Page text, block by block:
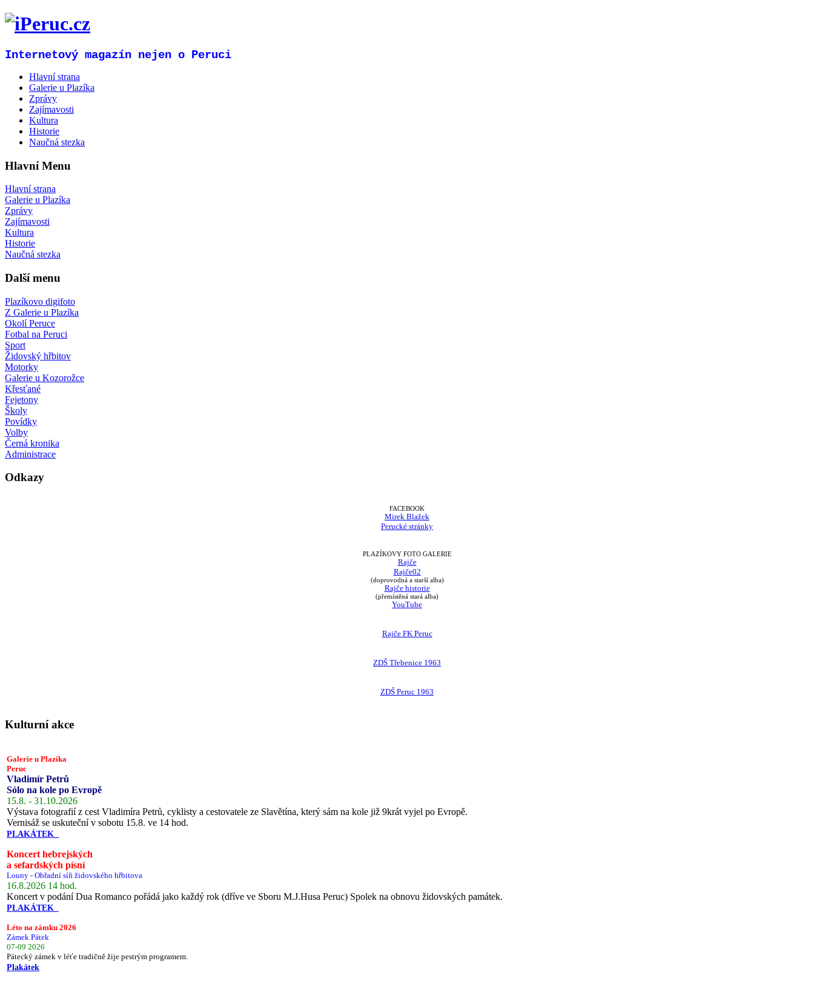
Internetový magazín nejen o Peruci
Hlavní strana
Galerie u Plazíka
Zprávy
Zajímavosti
Kultura
Historie
Naučná stezka
Hlavní Menu
Hlavní strana
Galerie u Plazíka
Zprávy
Zajímavosti
Kultura
Historie
Naučná stezka
Další menu
Plazíkovo digifoto
Z Galerie u Plazíka
Okolí Peruce
Fotbal na Peruci
Sport
Židovský hřbitov
Motorky
Galerie u Kozorožce
Křesťané
Fejetony
Školy
Povídky
Volby
Černá kronika
Administrace
Odkazy
FACEBOOK
Mirek Blažek
Perucké stránky
PLAZÍKOVY FOTO GALERIE
Rajče
Rajče02
(doprovodná a starší alba)
Rajče historie
(přemístěná stará alba)
YouTube
Rajče FK Peruc
ZDŠ Třebenice 1963
ZDŠ Peruc 1963
Kulturní akce
Galerie u Plazíka
Peruc
Vladimír Petrů
Sólo na kole po Evropě
15.8. - 31.10.2026
Výstava fotografií z cest Vladimíra Petrů, cyklisty a cestovatele ze Slavětína, který sám na kole již 9krát vyjel po Evropě.
Vernisáž se uskuteční v sobotu 15.8. ve 14 hod.
PLAKÁTEK
Koncert hebrejských
a sefardských písní
Louny - Obřadní síň židovského hřbitova
16.8.2026 14 hod.
Koncert v podání Dua Romanco pořádá jako každý rok (dříve ve Sboru M.J.Husa Peruc) Spolek na obnovu židovských památek.
PLAKÁTEK
Léto na zámku 2026
Zámek Pátek
07-09 2026
Pátecký zámek v léťe tradičně žije pestrým programem.
Plakátek